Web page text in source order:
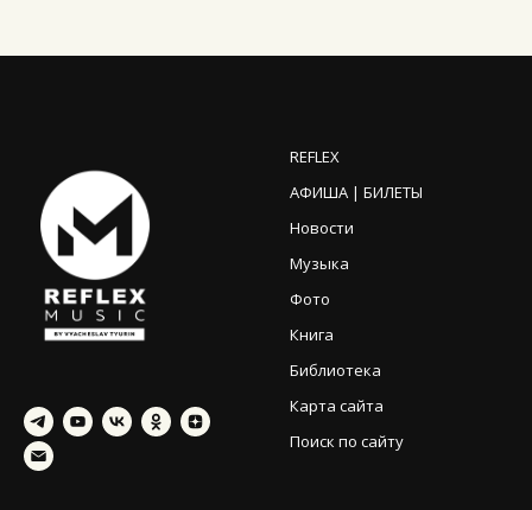
REFLEX
АФИША | БИЛЕТЫ
Новости
Музыка
Фото
Книга
Библиотека
Карта сайта
Поиск по сайту